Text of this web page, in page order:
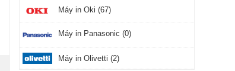
Máy in Oki (67)
Máy in Panasonic (0)
Máy in Olivetti (2)